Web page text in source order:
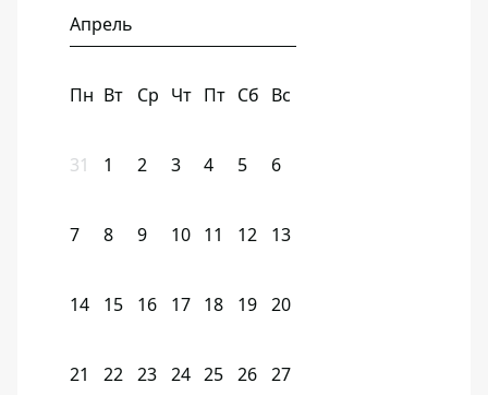
Апрель
Пн Вт Ср Чт Пт Сб Вс
31 1 2 3 4 5 6
7 8 9 10 11 12 13
14 15 16 17 18 19 20
21 22 23 24 25 26 27